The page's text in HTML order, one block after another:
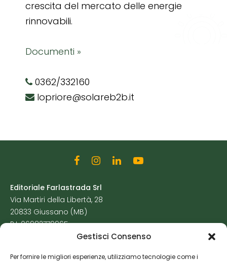
Gestisci Consenso
Per fornire le migliori esperienze, utilizziamo tecnologie come i
crescita del mercato delle energie
rinnovabili.
Documenti »
0362/332160
lopriore@solareb2b.it
Editoriale Farlastrada Srl
Via Martiri della Libertà, 28
20833 Giussano (MB)
P.I. 06982770965